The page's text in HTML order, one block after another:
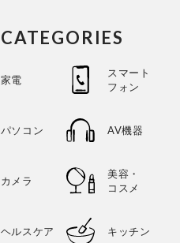
CATEGORIES
家電
スマート
フォン
パソコン AV機器
カメラ
美容・
コスメ
ヘルスケア キッチン